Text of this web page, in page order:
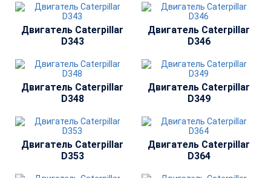
Двигатель Сaterpillar
D343
Двигатель Сaterpillar
D346
Двигатель Сaterpillar
D348
Двигатель Сaterpillar
D349
Двигатель Сaterpillar
D353
Двигатель Сaterpillar
D364